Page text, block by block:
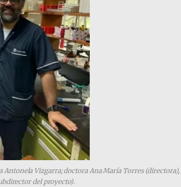
Antonela Vizgarra; doctora Ana María Torres (directora),
del proyecto).